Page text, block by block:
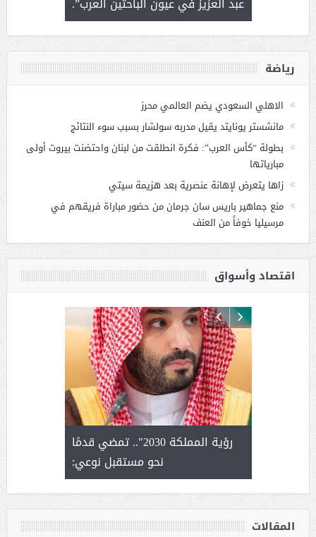
رياضة
الاهلي السعودي يضم العالمي محرز
مانشستر يونايتد يقيل مدربه سولشار بسبب سوء النتائج
بطولة “كأس العرب”: فكرة انطلقت من لبنان واحتضنت بيروت أولى
مبارياتها
زاها يتعرض لإهانة عنصرية بعد هزيمة سيتي
منع جماهير باريس سان جرمان من حضور مباراة فريقهم في
مرسيليا خوفاً من العنف
اقتصاد وأسواق
يحصل
رؤية المملكة 2030".. تمضي قدمًا
نحو مستقبل نوعي:
المقالات